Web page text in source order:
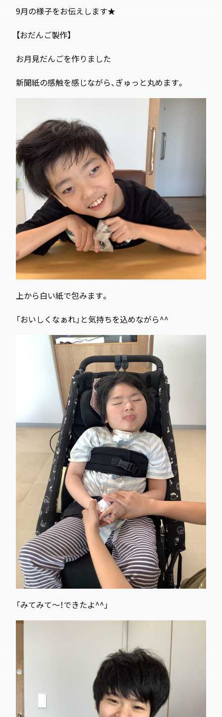
9月の様子をお伝えします★
【おだんご製作】
お月見だんごを作りました
新聞紙の感触を感じながら、ぎゅっと丸めます。
上から白い紙で包みます。
「おいしくなぁれ」と気持ちを込めながら^^
「みてみて～！できたよ^^」